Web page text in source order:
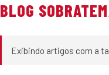
BLOG
Exibindo artigos com a